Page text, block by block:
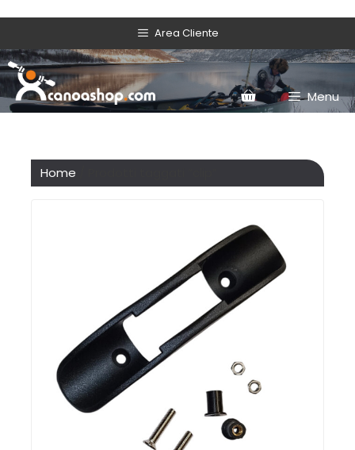
Area Cliente
Menu
Home